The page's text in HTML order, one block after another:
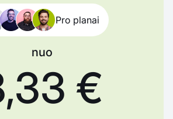
Pro planai
nuo
€